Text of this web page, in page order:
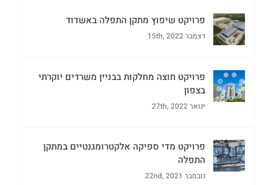
פרויקט שיפוץ מתקן התפלה באשדוד
דצמבר 15th, 2022
פרויקט חוצה מחלקות בבניין משרדים יוקרתי
בצפון
ינואר 27th, 2022
פרויקט מדי ספיקה אלקטרומגנטיים במתקן
התפלה
נובמבר 22nd, 2021